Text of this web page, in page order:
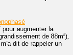
augmenter la
de 88m²),
dit de rappeler un